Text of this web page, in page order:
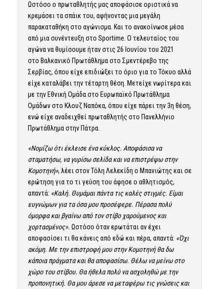
Ωστόσο ο πρωταθλητής μας αποφάσισε οριστικά να
κρεμάσει τα σπάικ του, αφήνοντας μια μεγάλη
παρακαταθήκη στο αγώνισμα. Και το ανακοίνωσε μέσα
από μια συνέντευξη στο Sportime. Ο τελευταίος του
αγώνα να θυμίσουμε ήταν στις 26 Ιουνίου του 2021
στο Βαλκανικό Πρωτάθλημα στο Σμεντέρεβο της
Σερβίας, όπου είχε επιδιώξει το όριο για το Τόκυο αλλά
είχε καταλάβει την τέταρτη θέση. Μετείχε νωρίτερα και
με την Εθνική Ομάδα στο Ευρωπαϊκό Πρωτάθλημα
Ομάδων στο Κλουζ Ναπόκα, όπου είχε πάρει την 3η θέση,
ενώ είχε αναδειχθεί πρωταθλητής στο Πανελλήνιο
Πρωτάθλημα στην Πάτρα.
«Νομίζω ότι έκλεισε ένα κύκλος. Αποφάσισα να
σταματήσω, να γυρίσω σελίδα και να επιστρέψω στην
Κομοτηνή», λέει στον Τόλη Λελεκίδη ο Μπανιώτης και σε
ερώτηση για το τι γεύση του άφησε ο αθλητισμός,
απαντά: «Καλή. Θυμάμαι πάντα τις καλές στιγμές. Είμαι
ευγνώμων για τα όσα μου προσέφερε. Πέρασα πολύ
όμορφα και βγαίνω από τον στίβο χαρούμενος και
χορτασμένος». Ωστόσο όταν ερωτάται αν έχει
αποφασίσει τι θα κάνεις από εδώ και πέρα, απαντά: «Όχι
ακόμη. Με την επιστροφή μου στην Κομοτηνή θα δω
κάποια πράγματα και θα αποφασίσω. Θέλω να μείνω στο
χώρο του στίβου. Θα ήθελα πολύ να ασχοληθώ με την
προπονητική. Θα μου άρεσε να μεταφέρω τις γνώσεις και